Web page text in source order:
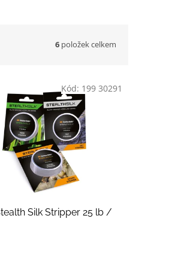
6 položek celkem
Silk Stripper 25 lb /
Kód: 199 30291